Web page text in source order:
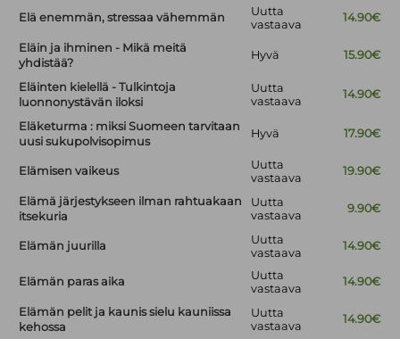
Elä enemmän, stressaa vähemmän
Uutta
vastaava
14.90€
Eläin ja ihminen - Mikä meitä
yhdistää?
Hyvä 15.90€
Eläinten kielellä - Tulkintoja
luonnonystävän iloksi
Uutta
vastaava
14.90€
Eläketurma : miksi Suomeen tarvitaan
uusi sukupolvisopimus
Hyvä 17.90€
Elämisen vaikeus
Uutta
vastaava
19.90€
Elämä järjestykseen ilman rahtuakaan
itsekuria
Uutta
vastaava
9.90€
Elämän juurilla
Uutta
vastaava
14.90€
Elämän paras aika
Uutta
vastaava
14.90€
Elämän pelit ja kaunis sielu kauniissa
kehossa
Uutta
vastaava
14.90€